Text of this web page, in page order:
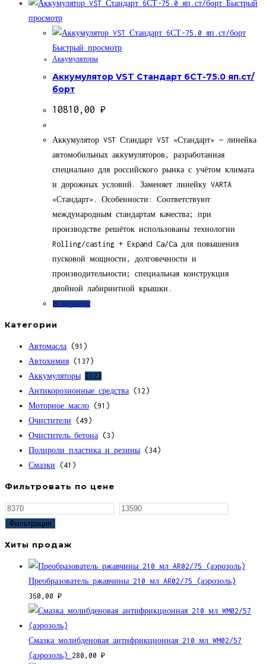
Быстрый
просмотр
Быстрый просмотр
Аккумуляторы
Аккумулятор VST Стандарт 6СТ-75.0 яп.ст/
борт
10810,00 ₽
Аккумулятор VST Стандарт VST «Стандарт» — линейка
автомобильных аккумуляторов, разработанная
специально для российского рынка с учётом климата
и дорожных условий. Заменяет линейку VARTA
«Стандарт». Особенности: Соответствуют
международным стандартам качества; при
производстве решёток использованы технологии
Rolling/casting + Expand Ca/Ca для повышения
пусковой мощности, долговечности и
производительности; специальная конструкция
двойной лабиринтной крышки.
В корзину
Категории
Автомасла (91)
Автохимия (137)
Аккумуляторы (12)
Антикорозионные средства (12)
Моторное масло (91)
Очистители (49)
Очиститель бетона (3)
Полироли пластика и резины (34)
Смазки (41)
Фильтровать по цене
Минимальная
цена
Максимальная
Фильтрация
Хиты продаж
Преобразователь ржавчины 210 мл AR02/75 (аэрозоль)
360,00 ₽
Смазка молибденовая антифрикционная 210 мл WM02/57
(аэрозоль) 280,00 ₽